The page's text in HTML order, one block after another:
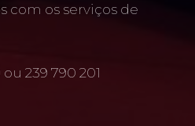
com os serviços de
239 790 201